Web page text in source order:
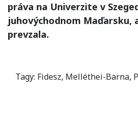
práva na Univerzite v
juhovýchodnom Maďarsku,
prevzala.
Tagy: Fidesz, Melléthei-Barna,